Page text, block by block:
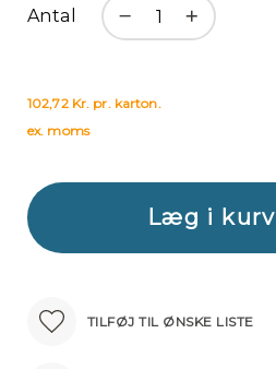
Antal
102,72 Kr. pr. karton.
ex. moms
Læg i kurv
TILFØJ TIL ØNSKE LISTE